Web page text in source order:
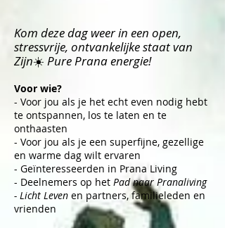
Kom deze dag weer in een open,
stressvrije, ontvankelijke staat van
Zijn☀️ Pure Prana energie!
Voor wie?
- Voor jou als je het echt even nodig hebt
te ontspannen, los te laten en te
onthaasten
- Voor jou als je een superfijne, gezellige
en warme dag wilt ervaren
- Geïnteresseerden in Prana Living
- Deelnemers op het Pad naar Pranaliving
- Licht Leven en partners, familieleden en
vrienden